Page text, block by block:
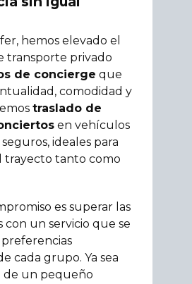
hemos elevado el
transporte privado
de concierge que
comodidad y
traslado de
en vehículos
ideales para
trayecto tanto como
es superar las
con un servicio que se
cada grupo. Ya sea
de un pequeño